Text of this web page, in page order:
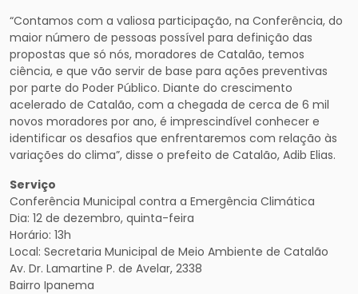
“Contamos com a valiosa participação, na Conferência, do
maior número de pessoas possível para definição das
propostas que só nós, moradores de Catalão, temos
ciência, e que vão servir de base para ações preventivas
por parte do Poder Público. Diante do crescimento
acelerado de Catalão, com a chegada de cerca de 6 mil
novos moradores por ano, é imprescindível conhecer e
identificar os desafios que enfrentaremos com relação às
variações do clima”, disse o prefeito de Catalão, Adib Elias.
Serviço
Conferência Municipal contra a Emergência Climática
Dia: 12 de dezembro, quinta-feira
Horário: 13h
Local: Secretaria Municipal de Meio Ambiente de Catalão
Av. Dr. Lamartine P. de Avelar, 2338
Bairro Ipanema